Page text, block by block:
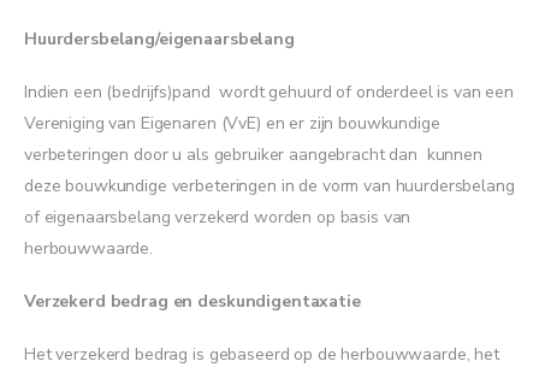
Huurdersbelang/eigenaarsbelang
Indien een (bedrijfs)pand wordt gehuurd of onderdeel is van een
Vereniging van Eigenaren (VvE) en er zijn bouwkundige
verbeteringen door u als gebruiker aangebracht dan kunnen
deze bouwkundige verbeteringen in de vorm van huurdersbelang
of eigenaarsbelang verzekerd worden op basis van
herbouwwaarde.
Verzekerd bedrag en deskundigentaxatie
Het verzekerd bedrag is gebaseerd op de herbouwwaarde, het